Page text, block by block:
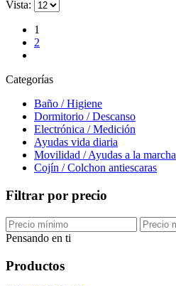
Vista:
1
2
Categorías
Baño / Higiene
Dormitorio / Descanso
Electrónica / Medición
Ayudas vida diaria
Movilidad / Ayudas a la marcha
Cojín / Colchon antiescaras
Filtrar por precio
Pensando en ti
Productos